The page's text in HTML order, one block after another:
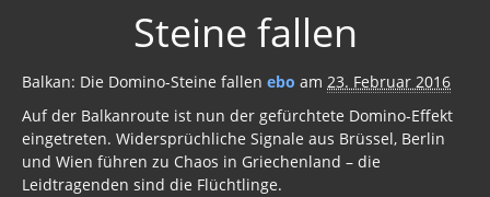
Steine fallen
Balkan: Die Domino-Steine fallen ebo am 23. Februar 2016
Auf der Balkanroute ist nun der gefürchtete Domino-Effekt
eingetreten. Widersprüchliche Signale aus Brüssel, Berlin
und Wien führen zu Chaos in Griechenland – die
Leidtragenden sind die Flüchtlinge.